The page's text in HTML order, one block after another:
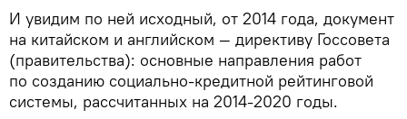
И увидим по ней исходный, от 2014 года, документ
на китайском и английском — директиву Госсовета
(правительства): основные направления работ
по созданию социально-кредитной рейтинговой
системы, рассчитанных на 2014-2020 годы.